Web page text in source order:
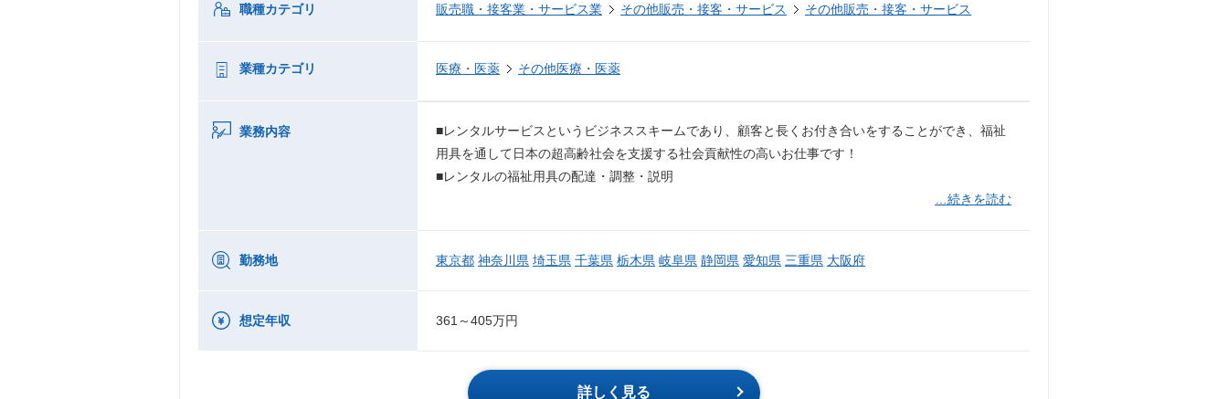
職種カテゴリ 販売職・接客業・サービス業 その他販売・接客・サービス その他販売・接客・サービス
業種カテゴリ 医療・医薬 その他医療・医薬
業務内容
■レンタルサービスというビジネススキームであり、顧客と長くお付き合いをすることができ、福祉
用具を通して日本の超高齢社会を支援する社会貢献性の高いお仕事です！
■レンタルの福祉用具の配達・調整・説明
…続きを読む
勤務地 東京都 神奈川県 埼玉県 千葉県 栃木県 岐阜県 静岡県 愛知県 三重県 大阪府
想定年収 361～405万円
詳しく見る